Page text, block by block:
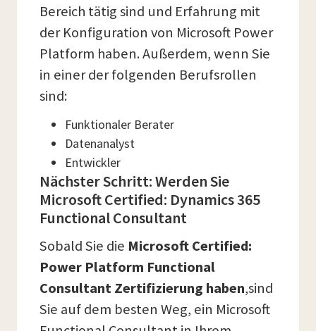
Bereich tätig sind und Erfahrung mit
der Konfiguration von Microsoft Power
Platform haben. Außerdem, wenn Sie
in einer der folgenden Berufsrollen
sind:
Funktionaler Berater
Datenanalyst
Entwickler
Nächster Schritt: Werden Sie
Microsoft Certified: Dynamics 365
Functional Consultant
Sobald Sie die Microsoft Certified:
Power Platform Functional
Consultant Zertifizierung haben,sind
Sie auf dem besten Weg, ein Microsoft